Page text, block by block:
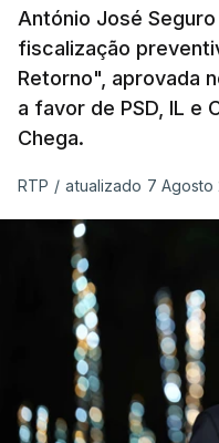
Presidente da
Assegurar que
prejudicado"
O Preisdente deixa,
avisos:uma reforma
como primeiro
e "nenhum
traduzir-se numa
social".
António José
fiscalização
Retorno", aprovada
a favor de PSD, IL e
Chega.
RTP / atualizado 7 Agosto